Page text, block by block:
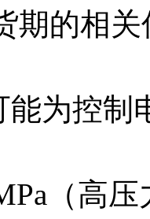
期的相关
能为控制
（高